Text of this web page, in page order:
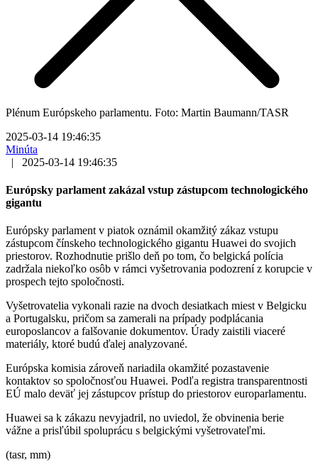
Plénum Európskeho parlamentu. Foto: Martin Baumann/TASR
2025-03-14 19:46:35
Minúta
|
2025-03-14 19:46:35
Európsky parlament zakázal vstup zástupcom technologického
gigantu
Európsky parlament v piatok oznámil okamžitý zákaz vstupu
zástupcom čínskeho technologického gigantu Huawei do svojich
priestorov. Rozhodnutie prišlo deň po tom, čo belgická polícia
zadržala niekoľko osôb v rámci vyšetrovania podozrení z korupcie v
prospech tejto spoločnosti.
Vyšetrovatelia vykonali razie na dvoch desiatkach miest v Belgicku
a Portugalsku, pričom sa zamerali na prípady podplácania
europoslancov a falšovanie dokumentov. Úrady zaistili viaceré
materiály, ktoré budú ďalej analyzované.
Európska komisia zároveň nariadila okamžité pozastavenie
kontaktov so spoločnosťou Huawei. Podľa registra transparentnosti
EÚ malo deväť jej zástupcov prístup do priestorov europarlamentu.
Huawei sa k zákazu nevyjadril, no uviedol, že obvinenia berie
vážne a prisľúbil spoluprácu s belgickými vyšetrovateľmi.
(tasr, mm)